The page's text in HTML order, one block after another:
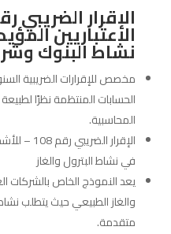
الاعتباريين
نشاط البنوك
مخصص للإقرارات الضريبية
الحسابات المنتظمة نظرًا
المحاسبية.
الإقرار
في نشاط البترول والغاز
يعد النموذج الخاص بالشركات
والغاز الطبيعي حيث يتطلب
متقدمة.